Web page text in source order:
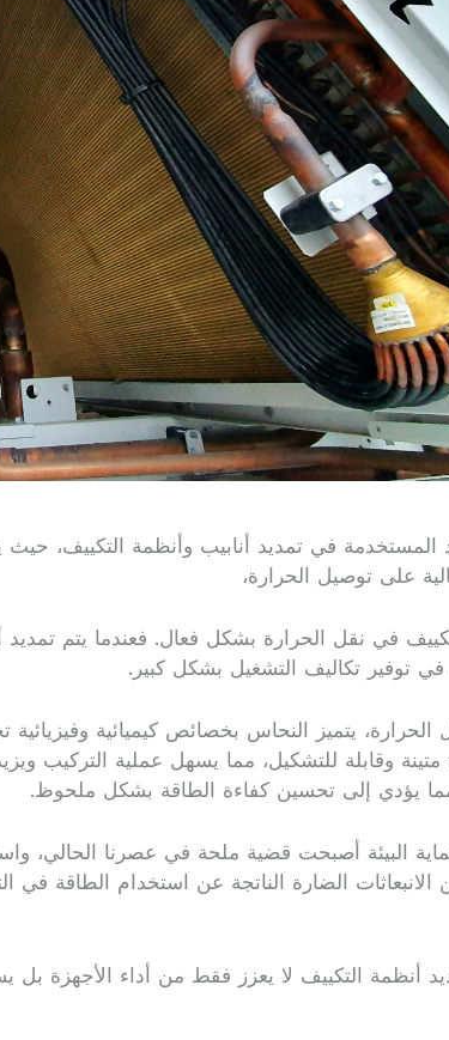
المستخدمة في تمديد أنابيب وأنظمة التكييف،
على توصيل الحرارة،
في نقل الحرارة بشكل فعال. فعندما يتم
توفير تكاليف التشغيل بشكل كبير.
يتميز النحاس بخصائص كيميائية
متينة وقابلة للتشكيل، مما يسهل عملية التركيب
يؤدي إلى تحسين كفاءة الطاقة بشكل ملحوظ.
البيئة أصبحت قضية ملحة في عصرنا الحالي،
الانبعاثات الضارة الناتجة عن استخدام الطاقة في
أنظمة التكييف لا يعزز فقط من أداء الأجهزة بل